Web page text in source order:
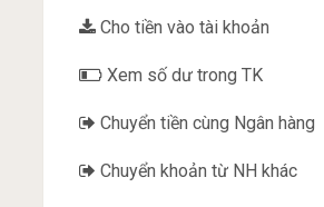
Cho tiền vào tài khoản
Xem số dư trong TK
Chuyển tiền cùng Ngân hàng
Chuyển khoản từ NH khác